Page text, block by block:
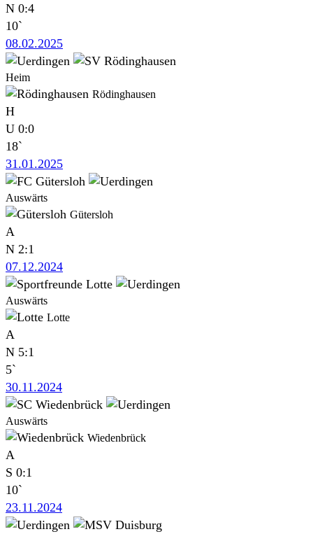
N 0:4
10`
08.02.2025
Heim
Rödinghausen
H
U 0:0
18`
31.01.2025
Auswärts
Gütersloh
A
N 2:1
07.12.2024
Auswärts
Lotte
A
N 5:1
5`
30.11.2024
Auswärts
Wiedenbrück
A
S 0:1
10`
23.11.2024